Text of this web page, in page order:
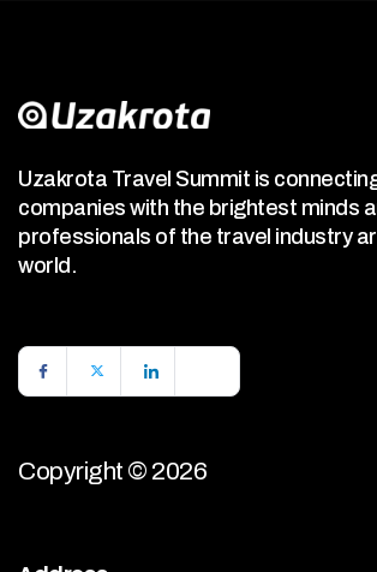
Uzakrota Travel Summit is
companies with the brightest minds
professionals of the travel industry
world.
Copyright © 2026